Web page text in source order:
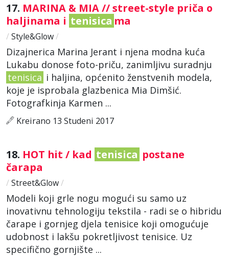
17. MARINA & MIA // street-style priča o
haljinama i tenisica ma
/ Style&Glow/
Dizajnerica Marina Jerant i njena modna kuća
Lukabu donose foto-priču, zanimljivu suradnju
tenisica i haljina, općenito ženstvenih modela,
koje je isprobala glazbenica Mia Dimšić.
Fotografkinja Karmen ...
Kreirano 13 Studeni 2017
18. HOT hit / kad tenisica postane
čarapa
/ Street&Glow/
Modeli koji grle nogu mogući su samo uz
inovativnu tehnologiju tekstila - radi se o hibridu
čarape i gornjeg djela tenisice koji omogućuje
udobnost i lakšu pokretljivost tenisice. Uz
specifično gornjište ...